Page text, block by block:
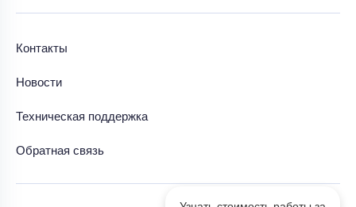
Контакты
Новости
Техническая поддержка
Обратная связь